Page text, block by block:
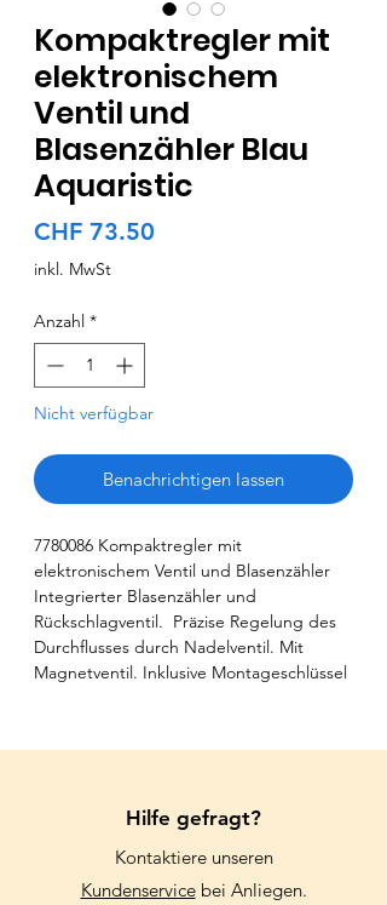
Kompaktregler mit
elektronischem
Ventil und
Blasenzähler Blau
Aquaristic
CHF 73.50
inkl. MwSt
Anzahl *
Nicht verfügbar
Benachrichtigen lassen
7780086 Kompaktregler mit
elektronischem Ventil und Blasenzähler
Integrierter Blasenzähler und
Rückschlagventil. Präzise Regelung des
Durchflusses durch Nadelventil. Mit
Magnetventil. Inklusive Montageschlüssel
Hilfe gefragt?
Kontaktiere unseren
Kundenservicebei Anliegen.